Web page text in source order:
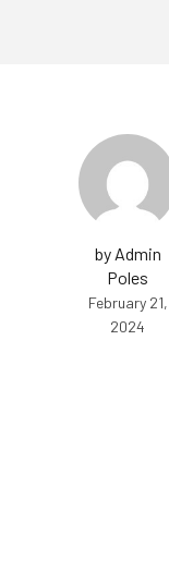
by Admin
Poles
February 21,
2024